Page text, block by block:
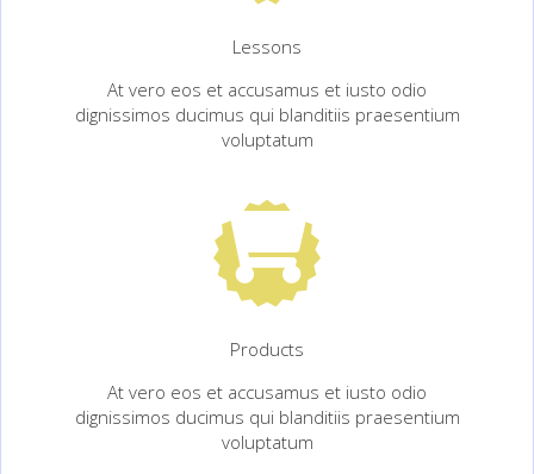
Lessons
At vero eos et accusamus et iusto odio
dignissimos ducimus qui blanditiis praesentium
voluptatum
Products
At vero eos et accusamus et iusto odio
dignissimos ducimus qui blanditiis praesentium
voluptatum